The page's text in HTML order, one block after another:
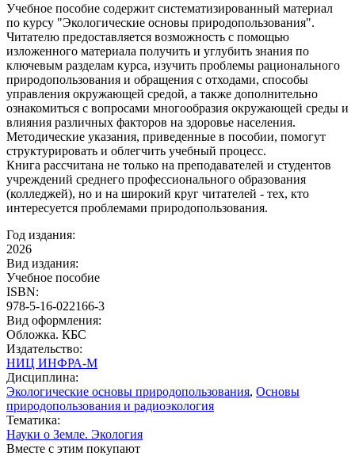
Учебное пособие содержит систематизированный материал
по курсу "Экологические основы природопользования".
Читателю предоставляется возможность с помощью
изложенного материала получить и углубить знания по
ключевым разделам курса, изучить проблемы рационального
природопользования и обращения с отходами, способы
управления окружающей средой, а также дополнительно
ознакомиться с вопросами многообразия окружающей среды и
влияния различных факторов на здоровье населения.
Методические указания, приведенные в пособии, помогут
структурировать и облегчить учебный процесс.
Книга рассчитана не только на преподавателей и студентов
учреждений среднего профессионального образования
(колледжей), но и на широкий круг читателей - тех, кто
интересуется проблемами природопользования.
Год издания:
2026
Вид издания:
Учебное пособие
ISBN:
978-5-16-022166-3
Вид оформления:
Обложка. КБС
Издательство:
НИЦ ИНФРА-М
Дисциплина:
Экологические основы природопользования, Основы
природопользования и радиоэкология
Тематика:
Науки о Земле. Экология
Вместе с этим покупают